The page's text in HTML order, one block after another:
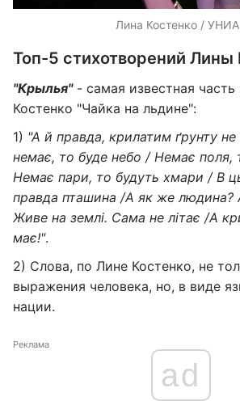
Лина Костенко /
Топ-5 стихотворений Лины
"Крылья"- самая известная
Костенко "Чайка на льдине":
1) "А й правда, крилатим ґрунту
немає, то буде небо / Немає поля,
Немає пари, то будуть хмари / В
правда пташина /А як же
Живе на землі. Сама не літає /А
має!".
2) Слова, по Лине Костенко, не
выражения человека, но, в виде
нации.
Реклама
ad